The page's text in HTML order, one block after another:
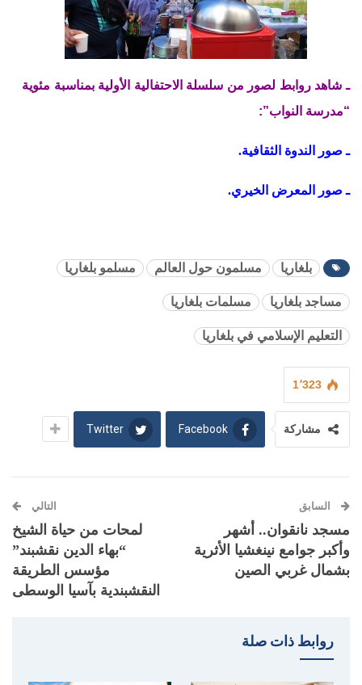
ـ شاهد روابط لصور من سلسلة الاحتفالية الأولية بمناسبة مئوية
“مدرسة النواب”:
ـ صور الندوة الثقافية.
ـ صور المعرض الخيري.
بلغاريا مسلمون حول العالم مسلمو بلغاريا
مساجد بلغاريا مسلمات بلغاريا
التعليم الإسلامي في بلغاريا
1٬323
مشاركة Facebook
Twitter
السابق
مسجد نانقوان.. أشهر
وأكبر جوامع نينغشيا الأثرية
بشمال غربي الصين
التالي
لمحات من حياة الشيخ
“بهاء الدين نقشبند”
مؤسس الطريقة
النقشبندية بآسيا الوسطى
روابط ذات صلة